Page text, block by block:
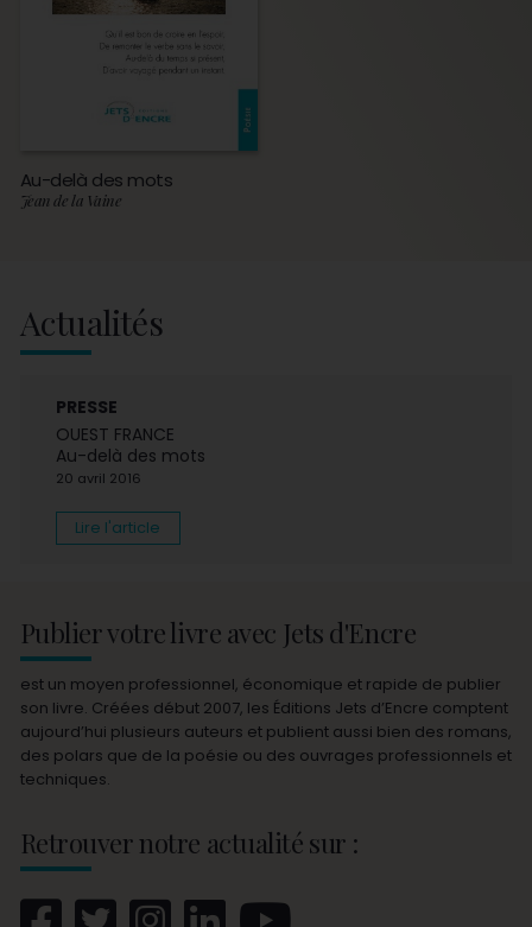
Au-delà des mots
Jean de la Vaine
Actualités
PRESSE
OUEST FRANCE
Au-delà des mots
20 avril 2016
Lire l'article
Publier votre livre avec Jets d'Encre
est un moyen professionnel, économique et rapide de publier
son livre. Créées début 2007, les Éditions Jets d’Encre comptent
aujourd’hui plusieurs auteurs et publient aussi bien des romans,
des polars que de la poésie ou des ouvrages professionnels et
techniques.
Retrouver notre actualité sur :